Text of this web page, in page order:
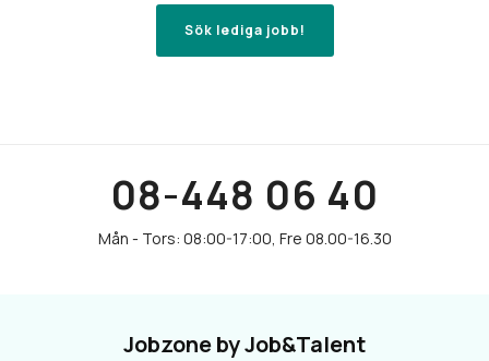
Sök lediga jobb!
08-448 06 40
Jobzone by Job&Talent